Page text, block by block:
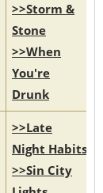
>>Storm &
Stone
>>When
You're
Drunk
>>Late
Night Habits
>>Sin City